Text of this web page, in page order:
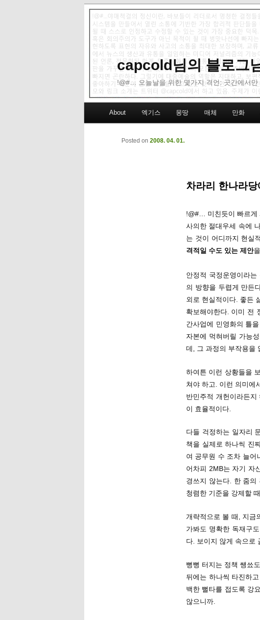
capcold님의 블로그
!@#… 오늘날을 위한 몇가지 격언: 곳간에서
Skip to primary content
Skip to secondary content
About 엑기스 몽땅 매체 만화
차라리 한나라
Posted on 2008. 04. 01.
!@#… 미친듯이 빠르게
사의한 절대우세 속에
는 것이 어디까지 현실
격적일 수도 있는 제안
안정적 국정운영이라
의 방향을 두렵게 만든
외로 현실적이다. 좋든
확보해야한다. 이미 전
간사업에 민영화의 틀
자본에 먹혀버릴 가능
데, 그 과정의 부작용을
하여튼 이런 상황들을
쳐야 하고. 이런 의미에
반민주적 개헌이라든
이 효율적이다.
다들 걱정하는 일자리
책을 실제로 하나씩 진
여 공무원 수 조차 늘어
어차피 2MB는 자기 자
경쓰지 않는다. 한 줌의
청렴한 기준을 강제할
개략적으로 볼 때, 지금
가봐도 명확한 독재구
다. 보이지 않게 속으로
뻥뻥 터지는 정책 쌩쑈
뒤에는 하나씩 타진하
백한 뻘타를 접도록 강
않으니까.